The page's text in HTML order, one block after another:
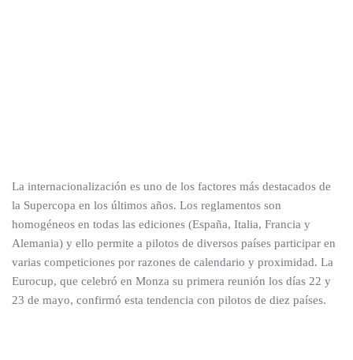
La internacionalización es uno de los factores más destacados de
la Supercopa en los últimos años. Los reglamentos son
homogéneos en todas las ediciones (España, Italia, Francia y
Alemania) y ello permite a pilotos de diversos países participar en
varias competiciones por razones de calendario y proximidad. La
Eurocup, que celebró en Monza su primera reunión los días 22 y
23 de mayo, confirmó esta tendencia con pilotos de diez países.